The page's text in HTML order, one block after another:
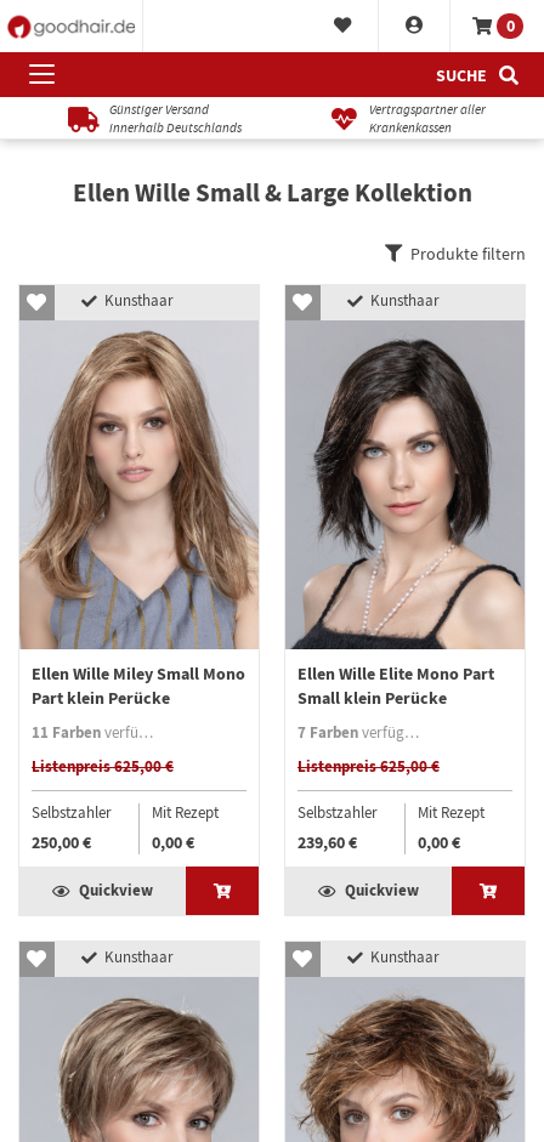
0
SUCHE
Günstiger Versand
innerhalb Deutschlands
Vertragspartner aller
Krankenkassen
Ellen Wille Small & Large Kollektion
Produkte filtern
Kunsthaar
Ellen Wille Miley Small Mono
Part klein Perücke
11 Farbenverfügbar
Listenpreis 625,00 €
Selbstzahler
250,00 €
Mit Rezept
0,00 €
Quickview
Kunsthaar
Ellen Wille Elite Mono Part
Small klein Perücke
7 Farbenverfügbar
Listenpreis 625,00 €
Selbstzahler
239,60 €
Mit Rezept
0,00 €
Quickview
Kunsthaar Kunsthaar